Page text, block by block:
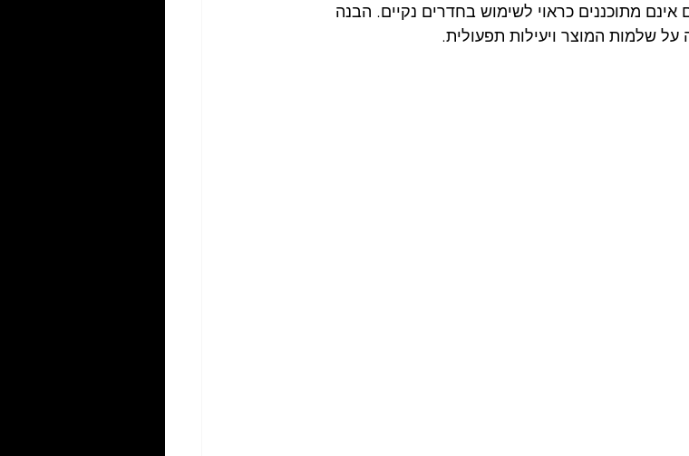
אינם מתוכננים כראוי לשימוש בחדרים נקיים. הבנה
על שלמות המוצר ויעילות תפעולית.